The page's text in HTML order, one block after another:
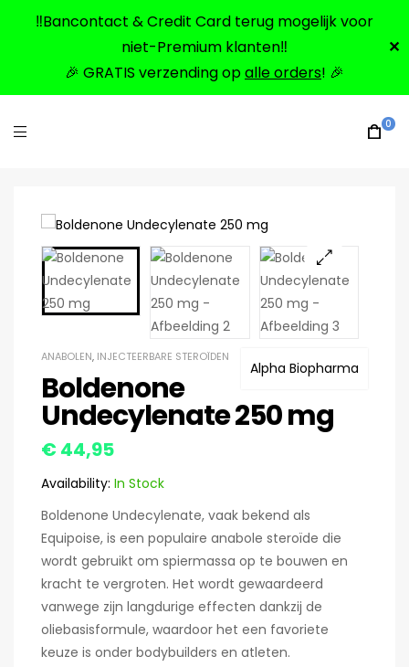
‼️Bancontact & Credit Card terug mogelijk voor
niet-Premium klanten‼️
🎉 GRATIS verzending opalle orders! 🎉
✕
0
🔍
Alpha Biopharma
ANABOLEN, INJECTEERBARE STEROÏDEN
Boldenone
Undecylenate 250 mg
€ 44,95
Availability: In Stock
Boldenone Undecylenate, vaak bekend als
Equipoise, is een populaire anabole steroïde die
wordt gebruikt om spiermassa op te bouwen en
kracht te vergroten. Het wordt gewaardeerd
vanwege zijn langdurige effecten dankzij de
oliebasisformule, waardoor het een favoriete
keuze is onder bodybuilders en atleten.